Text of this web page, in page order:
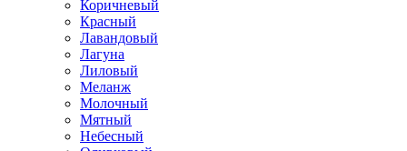
Коричневый
Красный
Лавандовый
Лагуна
Лиловый
Меланж
Молочный
Мятный
Небесный